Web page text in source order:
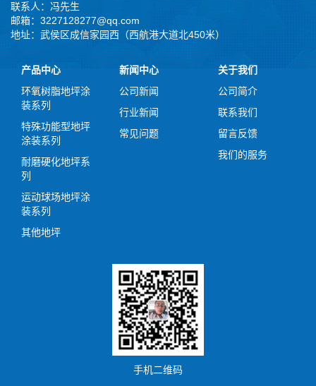
联系人：冯先生
邮箱：3227128277@qq.com
地址：武侯区成信家园西（西航港大道北450米）
产品中心
环氧树脂地坪涂
装系列
特殊功能型地坪
涂装系列
耐磨硬化地坪系
列
运动球场地坪涂
装系列
其他地坪
新闻中心
公司新闻
行业新闻
常见问题
关于我们
公司简介
联系我们
留言反馈
我们的服务
手机二维码